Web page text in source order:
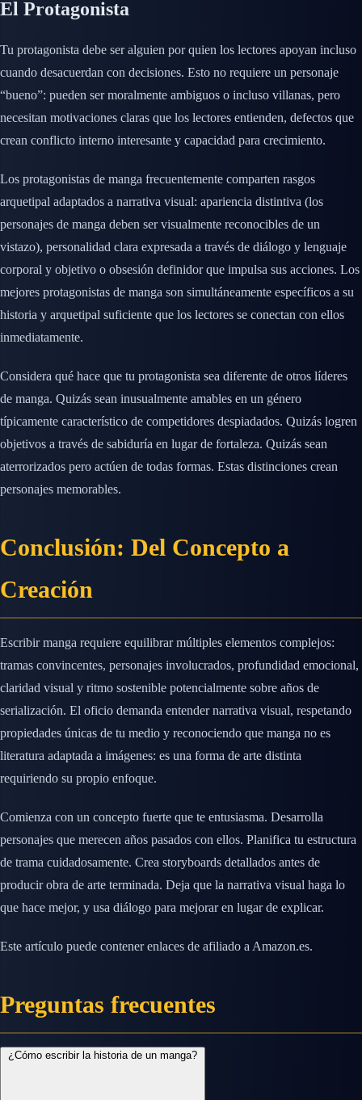
El Protagonista
Tu protagonista debe ser alguien por quien los lectores apoyan incluso
cuando desacuerdan con decisiones. Esto no requiere un personaje
“bueno”: pueden ser moralmente ambiguos o incluso villanas, pero
necesitan motivaciones claras que los lectores entienden, defectos que
crean conflicto interno interesante y capacidad para crecimiento.
Los protagonistas de manga frecuentemente comparten rasgos
arquetipal adaptados a narrativa visual: apariencia distintiva (los
personajes de manga deben ser visualmente reconocibles de un
vistazo), personalidad clara expresada a través de diálogo y lenguaje
corporal y objetivo o obsesión definidor que impulsa sus acciones. Los
mejores protagonistas de manga son simultáneamente específicos a su
historia y arquetipal suficiente que los lectores se conectan con ellos
inmediatamente.
Considera qué hace que tu protagonista sea diferente de otros líderes
de manga. Quizás sean inusualmente amables en un género
típicamente característico de competidores despiadados. Quizás logren
objetivos a través de sabiduría en lugar de fortaleza. Quizás sean
aterrorizados pero actúen de todas formas. Estas distinciones crean
personajes memorables.
Conclusión: Del Concepto a
Creación
Escribir manga requiere equilibrar múltiples elementos complejos:
tramas convincentes, personajes involucrados, profundidad emocional,
claridad visual y ritmo sostenible potencialmente sobre años de
serialización. El oficio demanda entender narrativa visual, respetando
propiedades únicas de tu medio y reconociendo que manga no es
literatura adaptada a imágenes: es una forma de arte distinta
requiriendo su propio enfoque.
Comienza con un concepto fuerte que te entusiasma. Desarrolla
personajes que merecen años pasados con ellos. Planifica tu estructura
de trama cuidadosamente. Crea storyboards detallados antes de
producir obra de arte terminada. Deja que la narrativa visual haga lo
que hace mejor, y usa diálogo para mejorar en lugar de explicar.
Este artículo puede contener enlaces de afiliado a Amazon.es.
Preguntas frecuentes
¿Cómo escribir la historia de un manga?